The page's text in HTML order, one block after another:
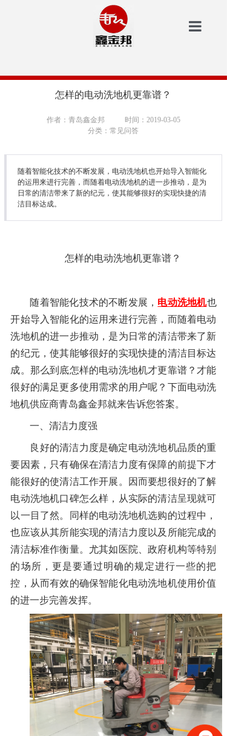
垃圾桶
案例中心
怎样的电动洗地机更靠谱？
作者：青岛鑫金邦
时间：2019-03-05
分类：常见问答
随着智能化技术的不断发展，电动洗地机也开始导入智能化
的运用来进行完善，而随着电动洗地机的进一步推动，是为
日常的清洁带来了新的纪元，使其能够很好的实现快捷的清
洁目标达成。
怎样的电动洗地机更靠谱？
随着智能化技术的不断发展， 电动洗地机也
开始导入智能化的运用来进行完善，而随着电动
洗地机的进一步推动，是为日常的清洁带来了新
的纪元，使其能够很好的实现快捷的清洁目标达
成。那么到底怎样的电动洗地机才更靠谱？才能
很好的满足更多使用需求的用户呢？下面电动洗
地机供应商青岛鑫金邦就来告诉您答案。
一、清洁力度强
良好的清洁力度是确定电动洗地机品质的重
要因素，只有确保在清洁力度有保障的前提下才
能很好的使清洁工作开展。因而要想很好的了解
电动洗地机口碑怎么样，从实际的清洁呈现就可
以一目了然。同样的电动洗地机选购的过程中，
也应该从其所能实现的清洁力度以及所能完成的
清洁标准作衡量。尤其如医院、政府机构等特别
的场所，更是要通过明确的规定进行一些的把
控，从而有效的确保智能化电动洗地机使用价值
的进一步完善发挥。